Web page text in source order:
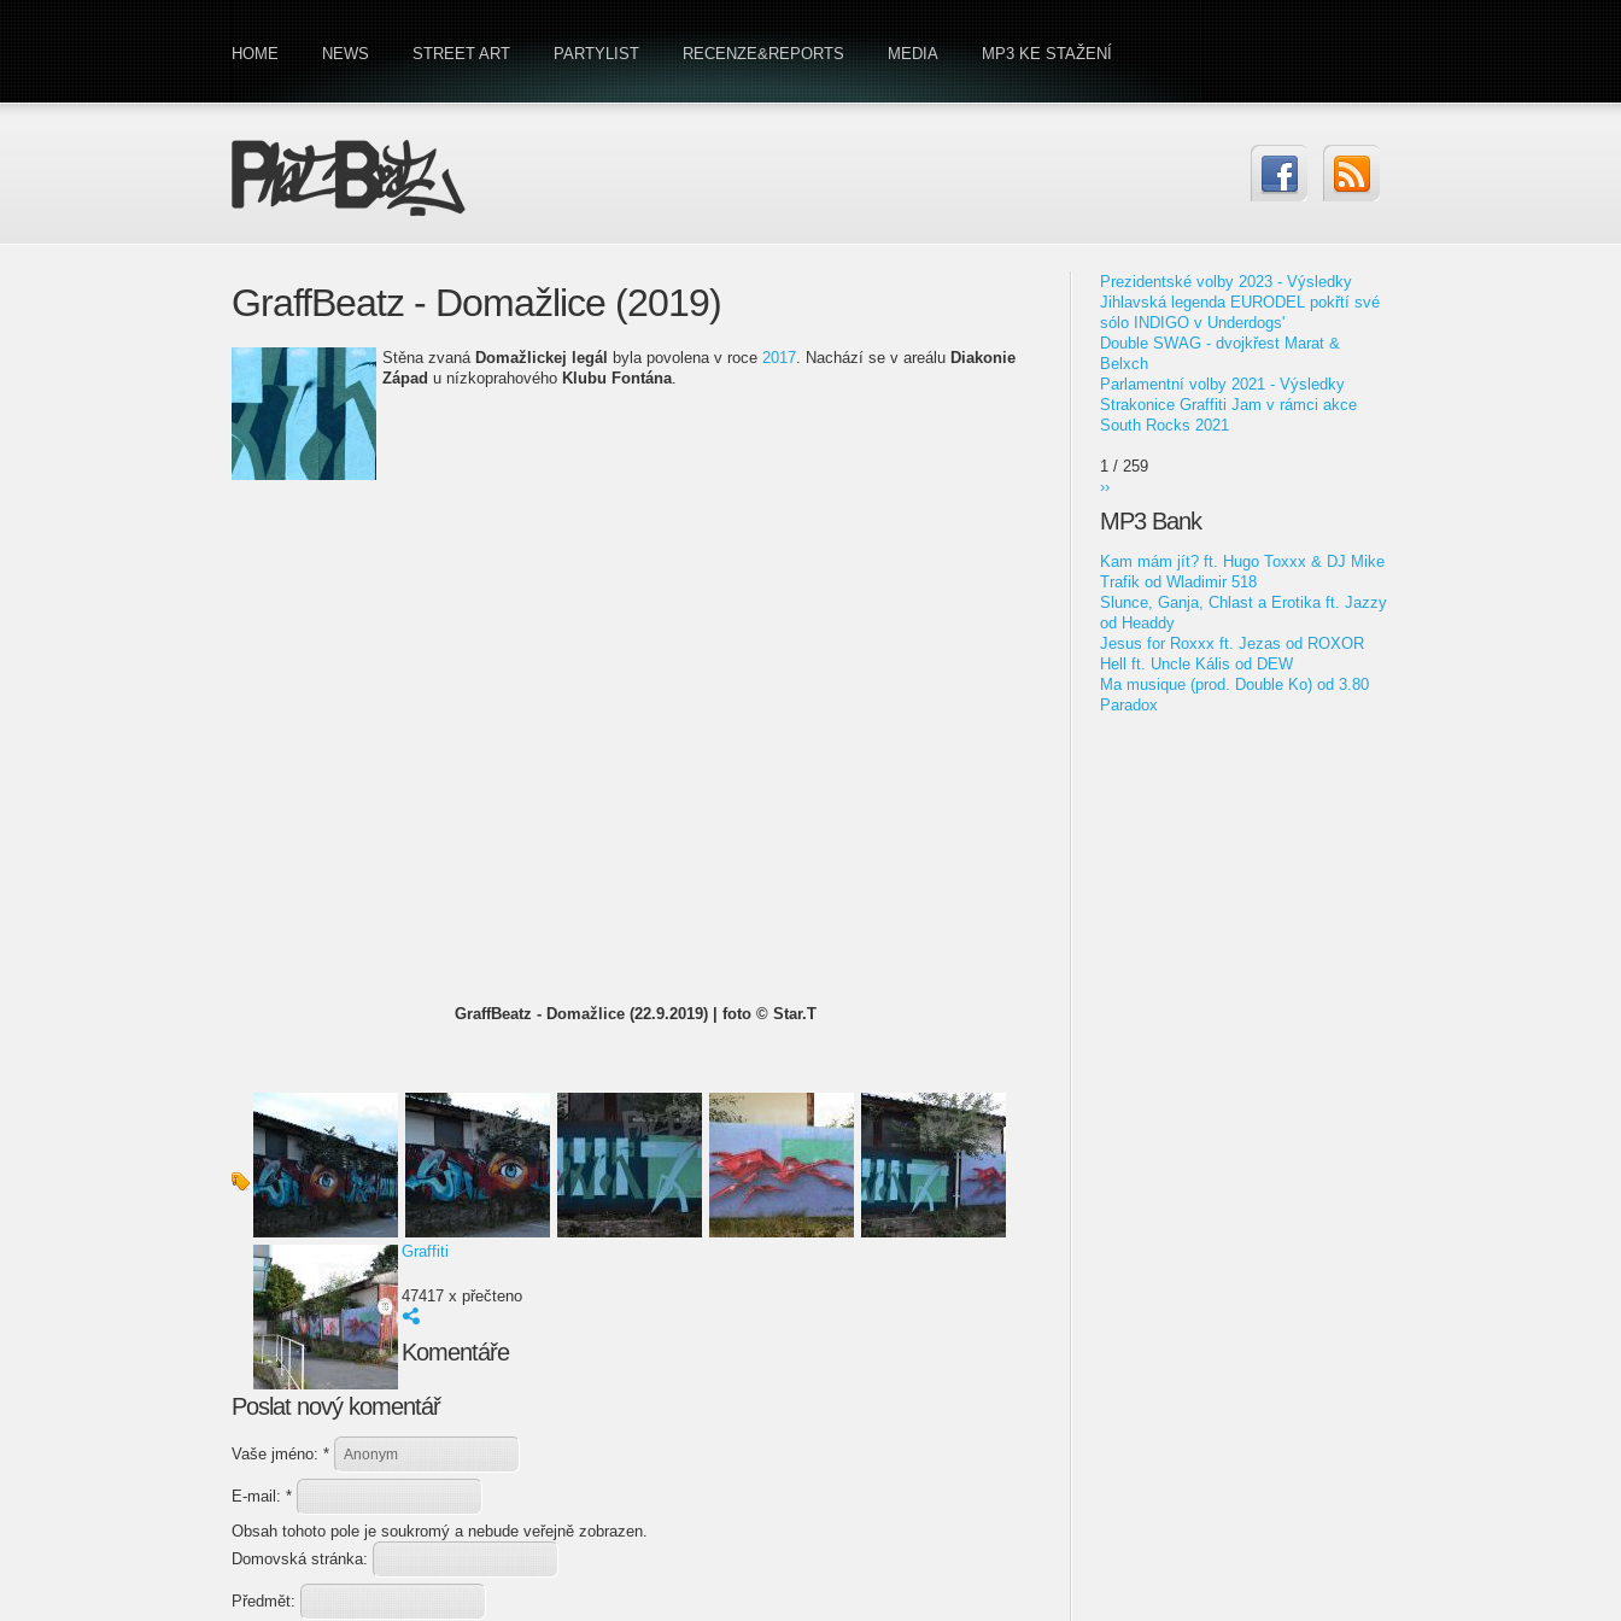
HOME NEWS STREET ART PARTYLIST RECENZE&REPORTS MEDIA MP3 KE STAŽENÍ
GraffBeatz - Domažlice (2019)
Stěna zvaná Domažlickej legál byla povolena v roce 2017. Nachází se v areálu Diakonie
Západ u nízkoprahového Klubu Fontána.
GraffBeatz - Domažlice (22.9.2019) | foto © Star.T
Graffiti
47417 x přečteno
Komentáře
Poslat nový komentář
Vaše jméno: *
E-mail: *
Obsah tohoto pole je soukromý a nebude veřejně zobrazen.
Domovská stránka:
Předmět:
Prezidentské volby 2023 - Výsledky
Jihlavská legenda EURODEL pokřtí své
sólo INDIGO v Underdogs'
Double SWAG - dvojkřest Marat &
Belxch
Parlamentní volby 2021 - Výsledky
Strakonice Graffiti Jam v rámci akce
South Rocks 2021
1 / 259
››
MP3 Bank
Kam mám jít? ft. Hugo Toxxx & DJ Mike
Trafik od Wladimir 518
Slunce, Ganja, Chlast a Erotika ft. Jazzy
od Headdy
Jesus for Roxxx ft. Jezas od ROXOR
Hell ft. Uncle Kális od DEW
Ma musique (prod. Double Ko) od 3.80
Paradox